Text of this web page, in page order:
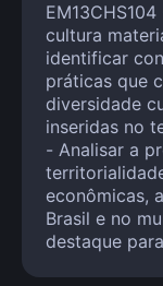
cultura
identificar
práticas que
diversidade
inseridas no
- Analisar a
econômicas,
Brasil e no
destaque